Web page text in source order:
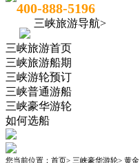
400-888-5196
三峡旅游导航>
三峡旅游首页
三峡旅游船期
三峡游轮预订
三峡普通游船
三峡豪华游轮
如何选船
您当前位置： 首页> 三峡豪华游轮> 黄金